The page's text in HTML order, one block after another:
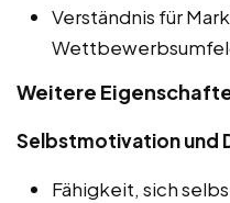
Verständnis für
Weitere
Selbstmotivation und
Fähigkeit, sich